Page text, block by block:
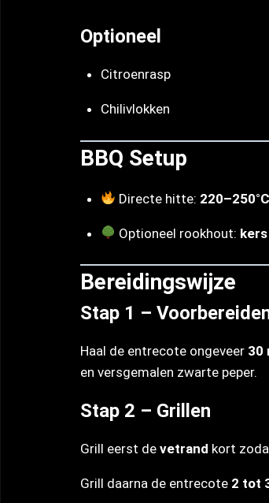
Optioneel
Citroenrasp
Chilivlokken
BBQ Setup
Directe hitte: 220–250°C
Optioneel rookhout:
Bereidingswijze
Stap 1 –
Haal de entrecote ongeveer 30
en versgemalen zwarte peper.
Stap 2 – Grillen
Grill eerst de vetrand kort
Grill daarna de entrecote 2 tot